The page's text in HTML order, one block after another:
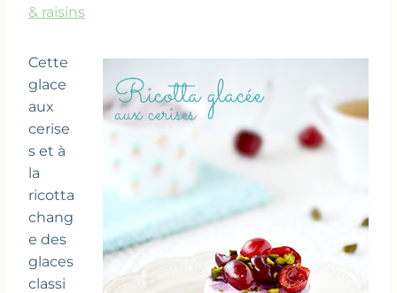
& raisins
Cette
glace
aux
cerise
s et à
la
ricotta
chang
e des
glaces
classi